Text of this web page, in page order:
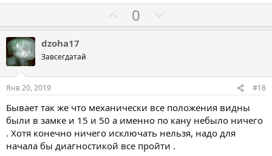
о
с
в
а
т
ь
0
о
с
в
а
т
ь
dzoha17
Завсегдатай
Янв 20, 2019 #18
Бывает так же что механически все положения видны
были в замке и 15 и 50 а именно по кану небыло ничего
. Хотя конечно ничего исключать нельзя, надо для
начала бы диагностикой все пройти .